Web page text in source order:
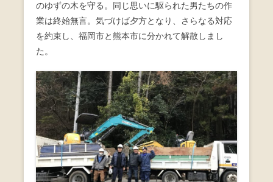
のゆずの木を守る。同じ思いに駆られた男たちの作
業は終始無言。気づけば夕方となり、さらなる対応
を約束し、福岡市と熊本市に分かれて解散しまし
た。